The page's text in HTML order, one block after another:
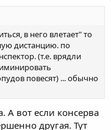
в него влетает" то
дистанцию. по
(т.е. врядли
повесят) ... обычно
А вот если консерва
другая. Тут